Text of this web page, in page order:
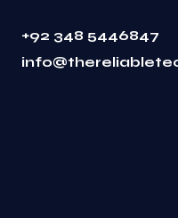
+92 348 5446847